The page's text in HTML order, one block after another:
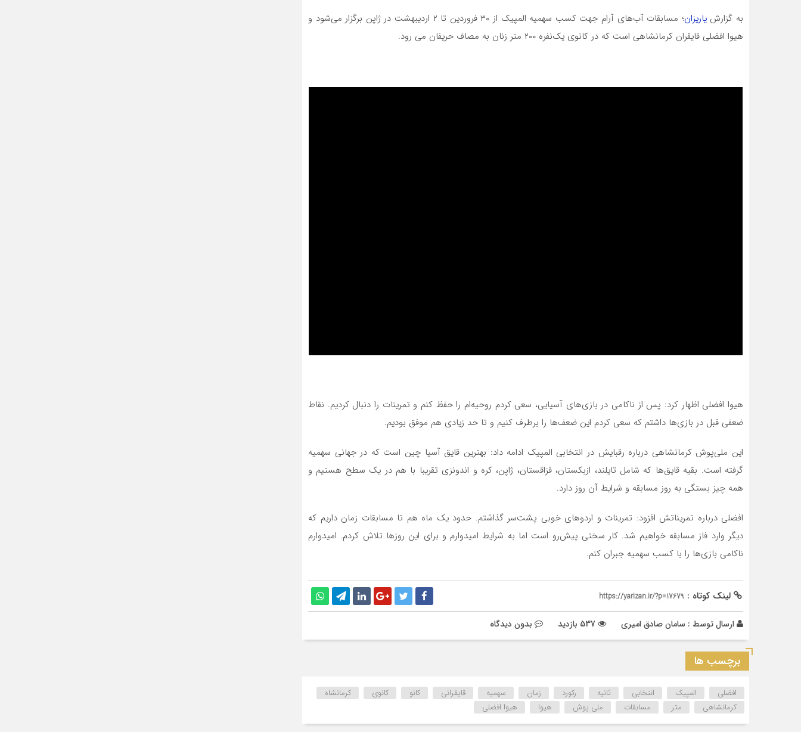
به گزارشیاریزان
؛ مسابقات آب‌های آرام جهت کسب سهمیه المپیک از ۳۰ فروردین تا ۲ اردیبهشت در ژاپن برگزار می‌شود و
هیوا افضلی قایقران کرمانشاهی است که در کانوی یک‌نفره ۲۰۰ متر زنان به مصاف حریفان می رود.
هیوا افضلی اظهار کرد: پس از ناکامی در بازی‌های آسیایی، سعی کردم روحیه‌ام را حفظ کنم و تمرینات را دنبال کردیم. نقاط
ضعفی قبل در بازی‌ها داشتم که سعی کردم این ضعف‌ها را برطرف کنیم و تا حد زیادی هم موفق بودیم.
این ملی‌پوش کرمانشاهی درباره رقبایش در انتخابی المپیک ادامه داد: بهترین قایق آسیا چین است که در جهانی سهمیه
گرفته است. بقیه قایق‌ها که شامل تایلند، ازبکستان، قزاقستان، ژاپن، کره و اندونزی تقریبا با هم در یک سطح هستیم و
همه چیز بستگی به روز مسابقه و شرایط آن روز دارد.
افضلی درباره تمریناتش افزود: تمرینات و اردوهای خوبی پشت‌سر گذاشتم. حدود یک ماه هم تا مسابقات زمان داریم که
دیگر وارد فاز مسابقه خواهیم شد. کار سختی پیش‌رو است اما به شرایط امیدوارم و برای این روزها تلاش کردم. امیدوارم
ناکامی بازی‌ها را با کسب سهمیه جبران کنم.
لینک کوتاه : https://yarizan.ir/?p=17679
ارسال توسط : سامان صادق امیری بدون دیدگاه
برچسب ها
افضلی المپیک انتخابی ثانیه رکورد زمان سهمیه قایقرانی کانو کانوی
کرمانشاه
کرمانشاهی
متر مسابقات ملی پوش هیوا هیوا افضلی